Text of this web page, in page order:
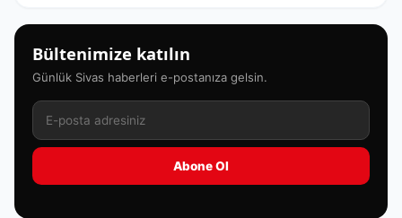
Bültenimize katılın
Günlük Sivas haberleri e-postanıza gelsin.
Abone Ol